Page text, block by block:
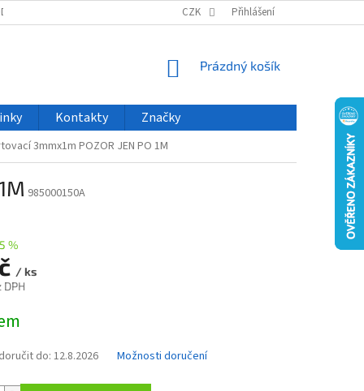
VELKOOBCHOD ČASTO KLADENÉ DOTAZY
CZK Přihlášení
NÁKUPNÍ
Prázdný košík
Kontakty Značky
3mmx1m POZOR JEN PO 1M
985000150A
%
/ ks
DPH
do: 12.8.2026 Možnosti doručení